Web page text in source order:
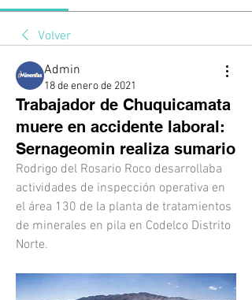
Volver
Admin
18 de enero de 2021
Trabajador de Chuquicamata
muere en accidente laboral:
Sernageomin realiza sumario
Rodrigo del Rosario Roco desarrollaba
actividades de inspección operativa en
el área 130 de la planta de tratamientos
de minerales en pila en Codelco Distrito
Norte.